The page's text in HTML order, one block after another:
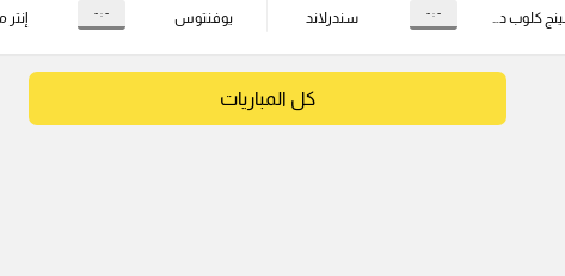
راسينج كلوب دي لانس - : - سندرلاند يوفنتوس - : - إنتر
كل المباريات